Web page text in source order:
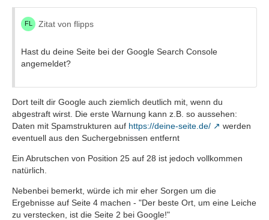
Zitat von flipps
Hast du deine Seite bei der Google Search Console
angemeldet?
Dort teilt dir Google auch ziemlich deutlich mit, wenn du
abgestraft wirst. Die erste Warnung kann z.B. so aussehen:
Daten mit Spamstrukturen auf https://deine-seite.de/
werden
eventuell aus den Suchergebnissen entfernt
Ein Abrutschen von Position 25 auf 28 ist jedoch vollkommen
natürlich.
Nebenbei bemerkt, würde ich mir eher Sorgen um die
Ergebnisse auf Seite 4 machen - "Der beste Ort, um eine Leiche
zu verstecken, ist die Seite 2 bei Google!"